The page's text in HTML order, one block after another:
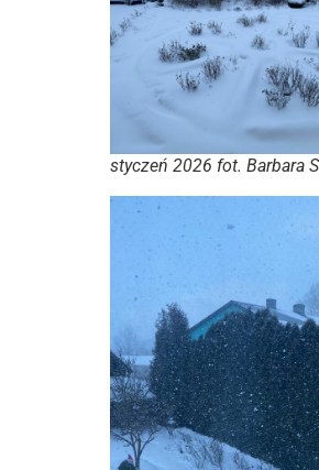
styczeń 2026 fot. Barbara